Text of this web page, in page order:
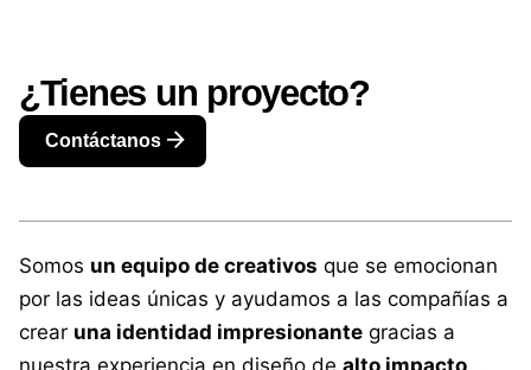
¿Tienes un proyecto?
Contáctanos
Somos un equipo de creativos que se emocionan
por las ideas únicas y ayudamos a las compañías a
crear una identidad impresionante gracias a
nuestra experiencia en diseño de alto impacto